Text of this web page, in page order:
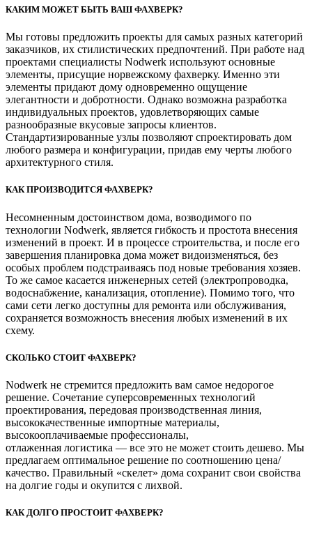
КАКИМ МОЖЕТ БЫТЬ ВАШ ФАХВЕРК?
Мы готовы предложить проекты для самых разных категорий
заказчиков, их стилистических предпочтений. При работе над
проектами специалисты Nodwerk используют основные
элементы, присущие норвежскому фахверку. Именно эти
элементы придают дому одновременно ощущение
элегантности и добротности. Однако возможна разработка
индивидуальных проектов, удовлетворяющих самые
разнообразные вкусовые запросы клиентов.
Стандартизированные узлы позволяют спроектировать дом
любого размера и конфигурации, придав ему черты любого
архитектурного стиля.
КАК ПРОИЗВОДИТСЯ ФАХВЕРК?
Несомненным достоинством дома, возводимого по
технологии Nodwerk, является гибкость и простота внесения
изменений в проект. И в процессе строительства, и после его
завершения планировка дома может видоизменяться, без
особых проблем подстраиваясь под новые требования хозяев.
То же самое касается инженерных сетей (электропроводка,
водоснабжение, канализация, отопление). Помимо того, что
сами сети легко доступны для ремонта или обслуживания,
сохраняется возможность внесения любых изменений в их
схему.
СКОЛЬКО СТОИТ ФАХВЕРК?
Nodwerk не стремится предложить вам самое недорогое
решение. Сочетание суперсовременных технологий
проектирования, передовая производственная линия,
высококачественные импортные материалы,
высокооплачиваемые профессионалы,
отлаженная логистика — все это не может стоить дешево. Мы
предлагаем оптимальное решение по соотношению цена/
качество. Правильный «скелет» дома сохранит свои свойства
на долгие годы и окупится с лихвой.
КАК ДОЛГО ПРОСТОИТ ФАХВЕРК?